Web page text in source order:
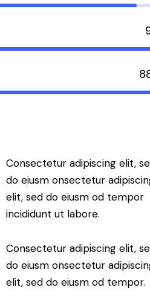
Consectetur adipiscing elit,
do eiusm onsectetur
elit, sed do eiusm od tempor
incididunt ut labore.
Consectetur adipiscing elit,
do eiusm onsectetur
elit, sed do eiusm od tempor.